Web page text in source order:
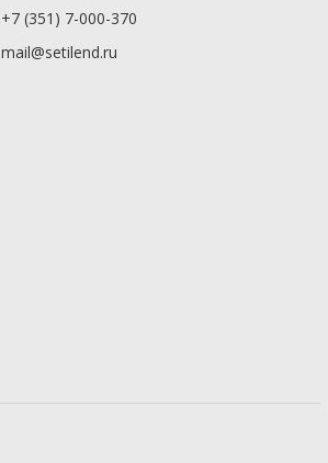
+7 (351) 7-000-370
mail@setilend.ru